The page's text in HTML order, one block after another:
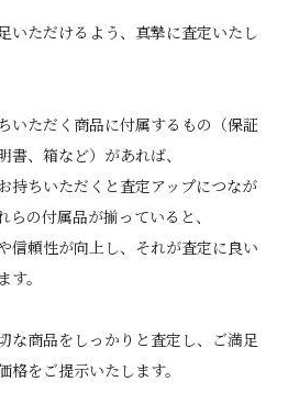
いただけるよう、真摯に査定いたし
いただく商品に付属するもの（保証
書、箱など）があれば、
持ちいただくと査定アップにつなが
らの付属品が揃っていると、
信頼性が向上し、それが査定に良い
。
な商品をしっかりと査定し、ご満足
格をご提示いたします。